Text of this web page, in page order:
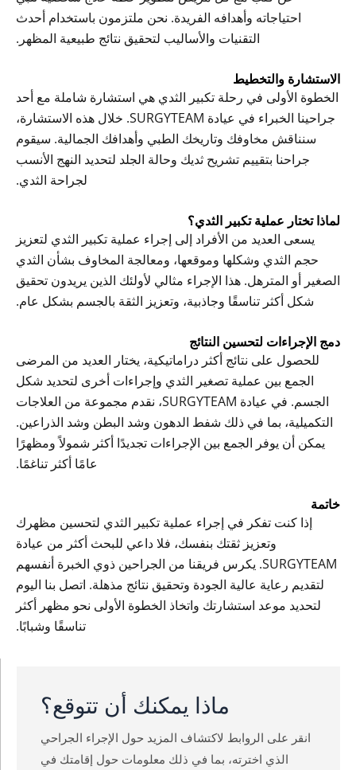
احتياجاته وأهدافه الفريدة. نحن ملتزمون باستخدام أحدث
التقنيات والأساليب لتحقيق نتائج طبيعية المظهر.
الاستشارة والتخطيط
الخطوة الأولى في رحلة تكبير الثدي هي استشارة شاملة مع أحد
جراحينا الخبراء في عيادة SURGYTEAM. خلال هذه الاستشارة،
سنناقش مخاوفك وتاريخك الطبي وأهدافك الجمالية. سيقوم
جراحنا بتقييم تشريح ثديك وحالة الجلد لتحديد النهج الأنسب
لجراحة الثدي.
لماذا تختار عملية تكبير الثدي؟
يسعى العديد من الأفراد إلى إجراء عملية تكبير الثدي لتعزيز
حجم الثدي وشكلها وموقعها، ومعالجة المخاوف بشأن الثدي
الصغير أو المترهل. هذا الإجراء مثالي لأولئك الذين يريدون تحقيق
شكل أكثر تناسقًا وجاذبية، وتعزيز الثقة بالجسم بشكل عام.
دمج الإجراءات لتحسين النتائج
للحصول على نتائج أكثر دراماتيكية، يختار العديد من المرضى
الجمع بين عملية تصغير الثدي وإجراءات أخرى لتحديد شكل
الجسم. في عيادة SURGYTEAM، نقدم مجموعة من العلاجات
التكميلية، بما في ذلك شفط الدهون وشد البطن وشد الذراعين.
يمكن أن يوفر الجمع بين الإجراءات تجديدًا أكثر شمولاً ومظهرًا
عامًا أكثر تناغمًا.
خاتمة
إذا كنت تفكر في إجراء عملية تكبير الثدي لتحسين مظهرك
وتعزيز ثقتك بنفسك، فلا داعي للبحث أكثر من عيادة
SURGYTEAM. يكرس فريقنا من الجراحين ذوي الخبرة أنفسهم
لتقديم رعاية عالية الجودة وتحقيق نتائج مذهلة. اتصل بنا اليوم
لتحديد موعد استشارتك واتخاذ الخطوة الأولى نحو مظهر أكثر
تناسقًا وشبابًا.
ماذا يمكنك أن تتوقع؟
انقر على الروابط لاكتشاف المزيد حول الإجراء الجراحي
الذي اخترته، بما في ذلك معلومات حول إقامتك في